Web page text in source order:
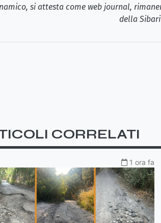
si attesta come web journal,
della
CORRELATI
1 ora fa